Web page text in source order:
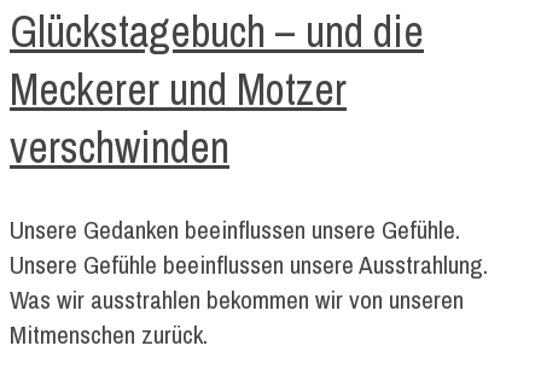
Glückstagebuch – und die
Meckerer und Motzer
verschwinden
Unsere Gedanken beeinflussen unsere Gefühle.
Unsere Gefühle beeinflussen unsere Ausstrahlung.
Was wir ausstrahlen bekommen wir von unseren
Mitmenschen zurück.